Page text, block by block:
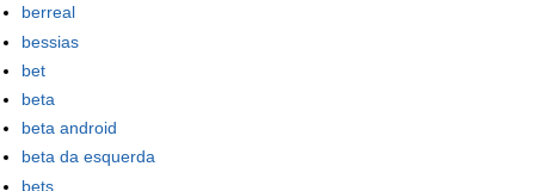
berreal
bessias
bet
beta
beta android
beta da esquerda
bets